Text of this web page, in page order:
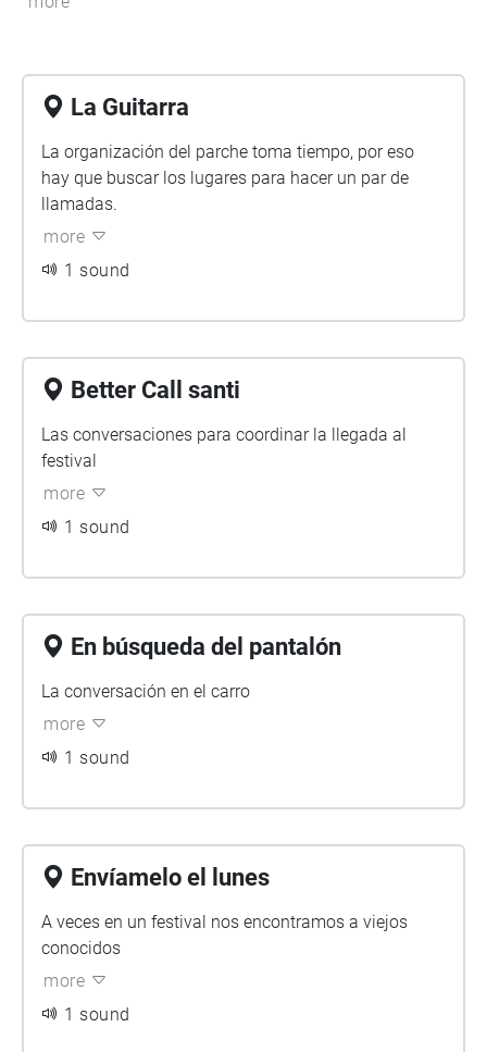
La Guitarra
La organización del parche toma tiempo, por eso
hay que buscar los lugares para hacer un par de
llamadas.
more
1 sound
Better Call santi
Las conversaciones para coordinar la llegada al
festival
more
1 sound
En búsqueda del pantalón
La conversación en el carro
more
1 sound
Envíamelo el lunes
A veces en un festival nos encontramos a viejos
conocidos
more
1 sound